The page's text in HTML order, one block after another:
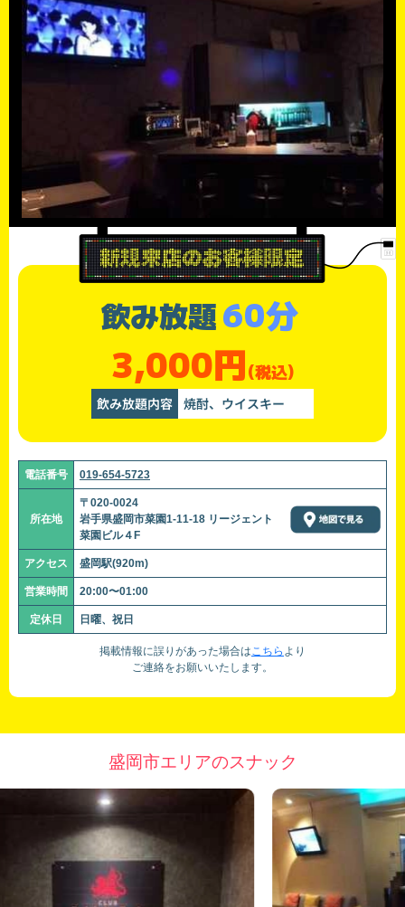
飲み放題60分
3,000円(税込)
飲み放題内容 焼酎、ウイスキー
電話番号 019-654-5723
所在地
〒020-0024
岩手県盛岡市菜園1-11-18 リージェント
菜園ビル４F
アクセス 盛岡駅(920m)
営業時間 20:00〜01:00
定休日 日曜、祝日
掲載情報に誤りがあった場合はこちら より
ご連絡をお願いいたします。
盛岡市エリアのスナック